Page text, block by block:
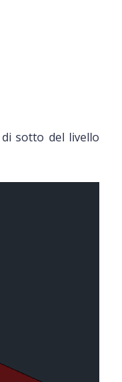
sotto del livello